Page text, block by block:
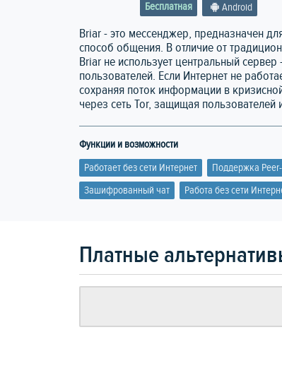
Бесплатная Android
Briar - это мессенджер, предназначен
способ общения. В отличие от
Briar не использует центральный
пользователей. Если Интернет не
сохраняя поток информации в
через сеть Tor, защищая пользователей
Функции и возможности
Работает без сети Интернет
Поддержка
Зашифрованный чат
Работа без сети
Платные